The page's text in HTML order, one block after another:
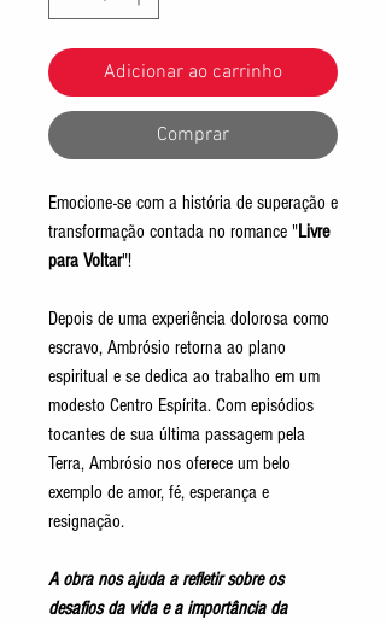
Adicionar ao carrinho
Comprar
Emocione-se com a história de superação e
transformação contada no romance "Livre
para Voltar"!
Depois de uma experiência dolorosa como
escravo, Ambrósio retorna ao plano
espiritual e se dedica ao trabalho em um
modesto Centro Espírita. Com episódios
tocantes de sua última passagem pela
Terra, Ambrósio nos oferece um belo
exemplo de amor, fé, esperança e
resignação.
A obra nos ajuda a refletir sobre os
desafios da vida e a importância da